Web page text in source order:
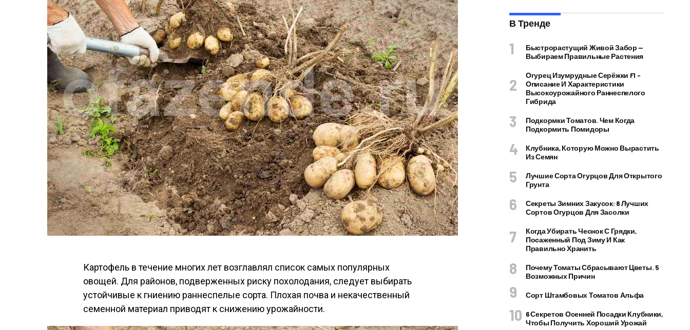
Картофель в течение многих лет возглавлял список самых популярных
овощей. Для районов, подверженных риску похолодания, следует выбирать
устойчивые к гниению раннеспелые сорта. Плохая почва и некачественный
семенной материал приводят к снижению урожайности.
В Тренде
Быстрорастущий Живой Забор —
Выбираем Правильные Растения
Огурец Изумрудные Серёжки F1 –
Описание И Характеристики
Высокоурожайного Раннеспелого
Гибрида
Подкормки Томатов. Чем Когда
Подкормить Помидоры
Клубника, Которую Можно Вырастить
Из Семян
Лучшие Сорта Огурцов Для Открытого
Грунта
Секреты Зимних Закусок: 8 Лучших
Сортов Огурцов Для Засолки
Когда Убирать Чеснок С Грядки,
Посаженный Под Зиму И Как
Правильно Хранить
Почему Томаты Сбрасывают Цветы. 5
Возможных Причин
Сорт Штамбовых Томатов Альфа
6 Секретов Осенней Посадки Клубники,
Чтобы Получить Хороший Урожай